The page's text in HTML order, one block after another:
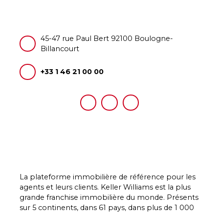
45-47 rue Paul Bert 92100 Boulogne-
Billancourt
+33 1 46 21 00 00
La plateforme immobilière de référence pour les
agents et leurs clients. Keller Williams est la plus
grande franchise immobilière du monde. Présents
sur 5 continents, dans 61 pays, dans plus de 1 000